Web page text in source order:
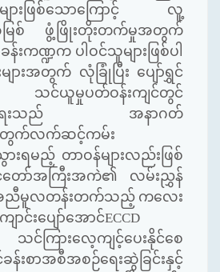
များဖြစ်သောကြောင့် လူ့
အမြစ် ဖွံ့ဖြိုးတိုးတက်မှုအတွက်
ကဏ္ဍက ပါဝင်သူများဖြစ်ပါ
ျားအတွက် လုံခြုံပြီး ပျော်ရွှင်
ာ သင်ယူမှုပတ်ဝန်းကျင်တွင်
ာစေရေးသည် အနာဂတ်
က်လက်ဆင့်ကမ်း
ရမည့် တာဝန်များလည်းဖြစ်
င်ငံတော်အကြီးအကဲ၏ လမ်းညွှန်
င့်အညီမူလတန်းတက်သည့် ကလေး
င်းပျော်အောင်ECCD
င့် သင်ကြားလေ့ကျင့်ပေးနိုင်စေ
အစီအစဉ်ရေးဆွဲခြင်းနှင့်